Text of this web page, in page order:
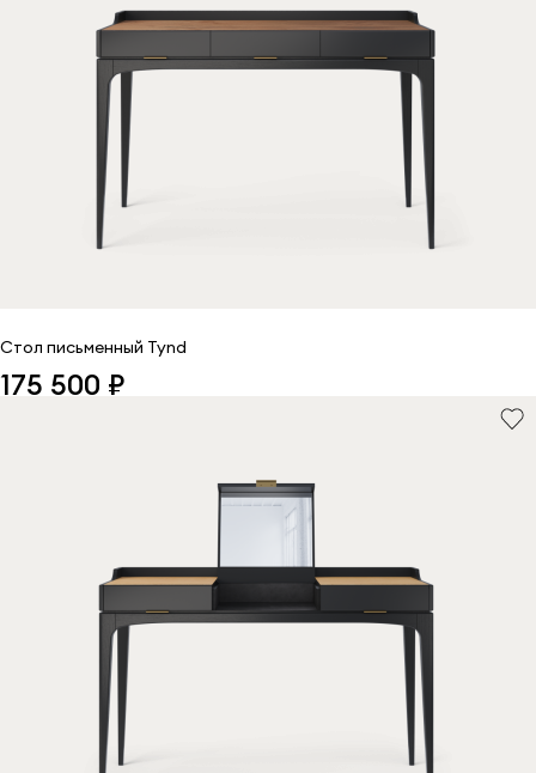
Стол письменный Tynd
175 500 ₽